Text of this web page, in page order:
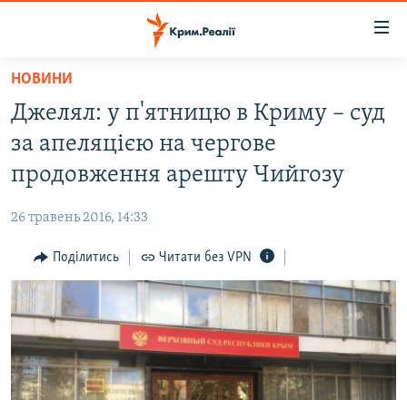
Перейти
основного
матеріалу
до
основної
навігації
Перейти
до
пошуку
ВОДА.КРИМ
БЛОГИ
ПОГЛЯД
ІНТЕРВ'Ю
ВСЕ ЗА ДЕНЬ
СПЕЦПРОЕКТИ
ДЕПОРТАЦІЯ
ЯК ОБІЙТИ БЛОКУВАННЯ
НОВИНИ
Джелял: у п'ятницю в Криму – суд
за апеляцією на чергове
продовження арешту Чийгозу
26 травень 2016, 14:33
Поділитись Читати без VPN